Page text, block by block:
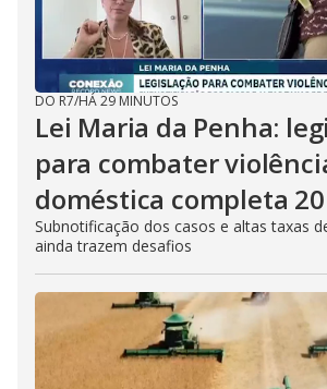
DO R7/HÁ 29 MINUTOS
Lei Maria da Penha:
para combater
doméstica completa
Subnotificação dos casos e altas taxas
ainda trazem desafios